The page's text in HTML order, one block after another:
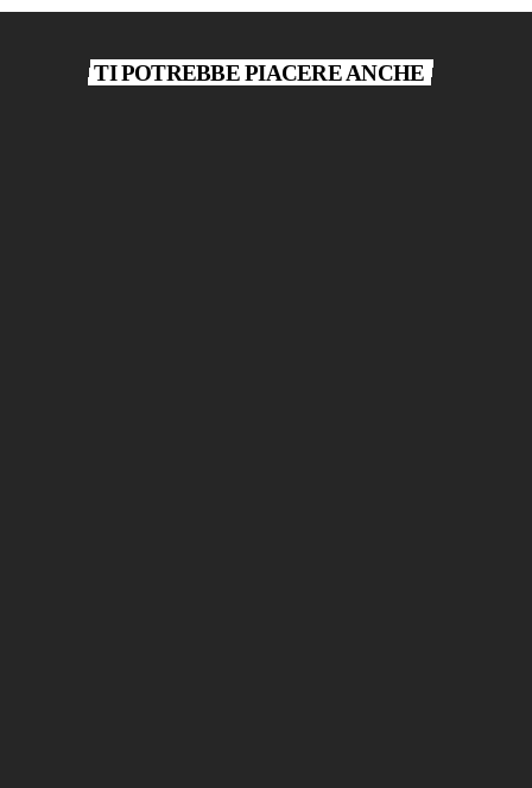
TI POTREBBE PIACERE ANCHE